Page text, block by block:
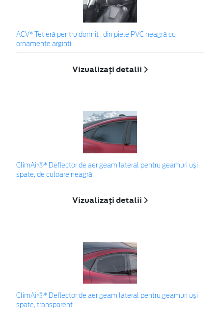
ACV* Tetieră pentru dormit , din piele PVC neagră cu
ornamente argintii
Vizualizați detalii
ClimAir®* Deflector de aer geam lateral pentru geamuri uși
spate, de culoare neagră
Vizualizați detalii
ClimAir®* Deflector de aer geam lateral pentru geamuri uși
spate, transparent